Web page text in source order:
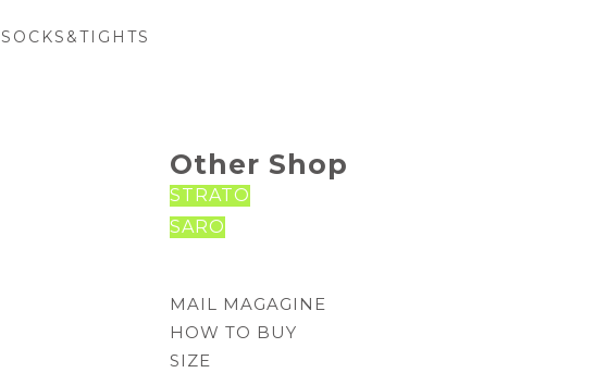
SOCKS&TIGHTS
Other Shop
STRATO
SARO
MAIL MAGAGINE
HOW TO BUY
SIZE